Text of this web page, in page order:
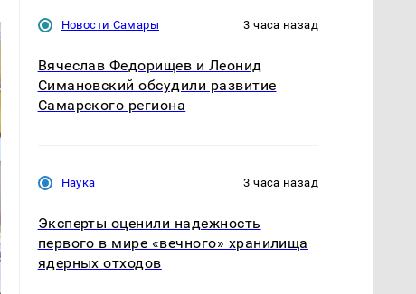
Новости Самары 3 часа назад
Вячеслав Федорищев и Леонид
Симановский обсудили развитие
Самарского региона
Наука 3 часа назад
Эксперты оценили надежность
первого в мире «вечного» хранилища
ядерных отходов